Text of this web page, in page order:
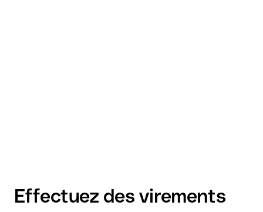
Effectuez des virements